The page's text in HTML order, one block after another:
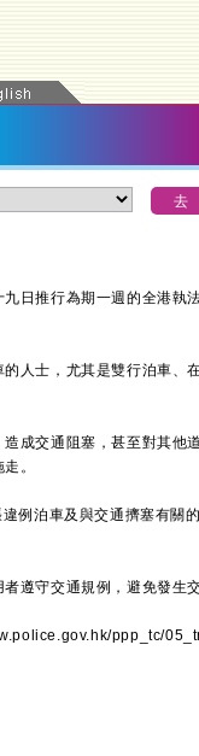
推行為期一週的全港執
士，尤其是雙行泊車、
交通阻塞，甚至對其他
。
泊車及與交通擠塞有關
守交通規例，避免發生
ppp_tc/